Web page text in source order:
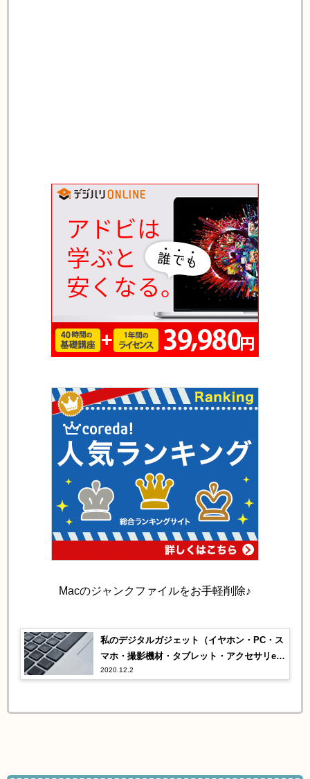
Macのジャンクファイルをお手軽削除♪
私のデジタルガジェット（イヤホン・PC・ス
マホ・撮影機材・タブレット・アクセサリet
c）
2020.12.2